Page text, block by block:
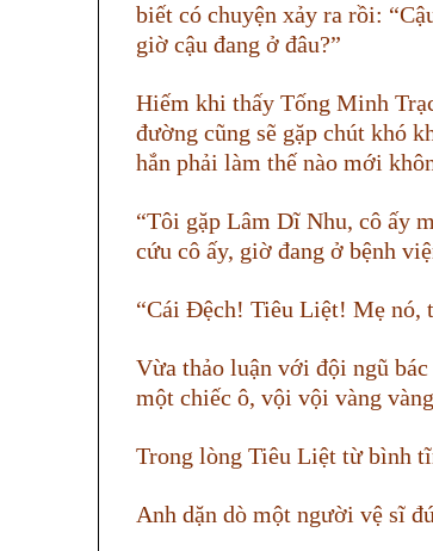
biết có chuyện xảy ra rồi:
giờ cậu đang ở đâu?”
Hiếm khi thấy Tống Minh
đường cũng sẽ gặp chút khó
hắn phải làm thế nào mới
“Tôi gặp Lâm Dĩ Nhu, cô ấy
cứu cô ấy, giờ đang ở bệnh
“Cái Đệch! Tiêu Liệt! Mẹ nó,
Vừa thảo luận với đội ngũ
một chiếc ô, vội vội vàng
Trong lòng Tiêu Liệt từ bình
Anh dặn dò một người vệ sĩ